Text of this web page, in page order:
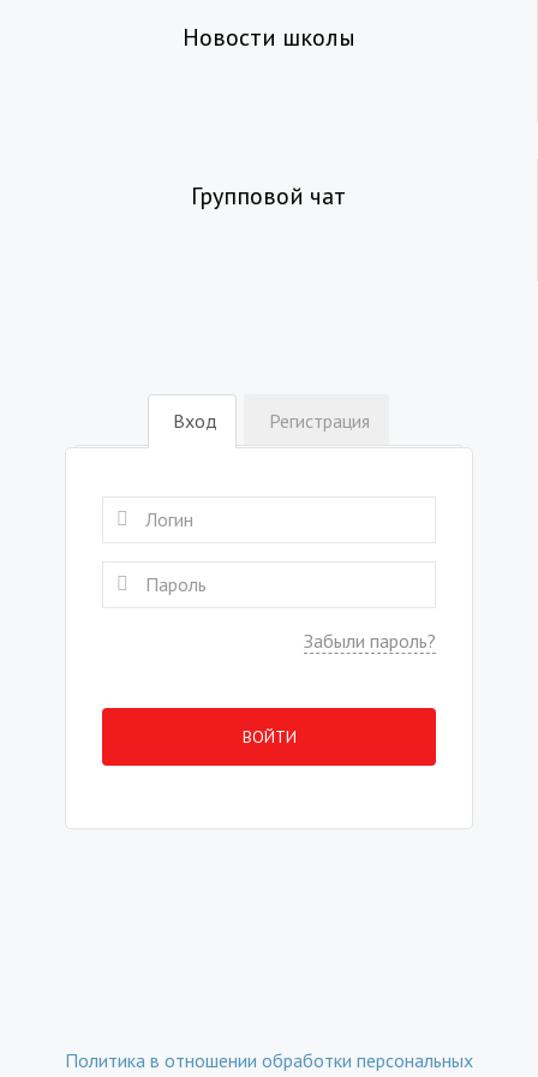
Новости школы
Групповой чат
Вход Регистрация
Забыли пароль?
ВОЙТИ
Политика в отношении обработки персональных